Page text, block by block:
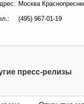
Москва
(495) 967-01-19
пресс-релизы